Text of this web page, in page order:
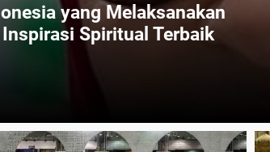
yang Melaksanakan
Spiritual Terbaik